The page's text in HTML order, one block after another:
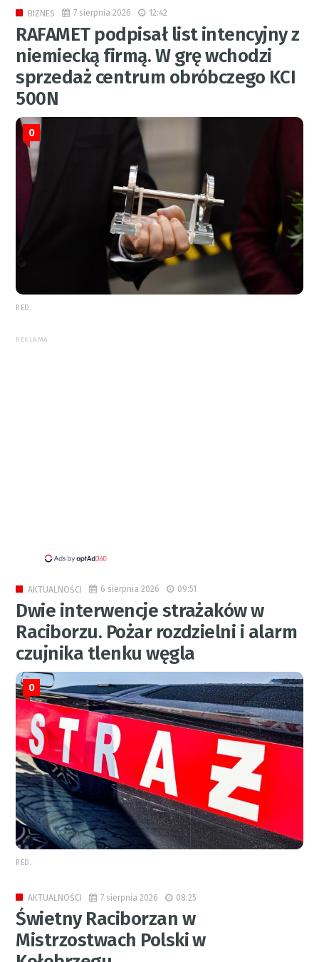
BIZNES 7 sierpnia 2026 12:42
RAFAMET podpisał list intencyjny z
niemiecką firmą. W grę wchodzi
sprzedaż centrum obróbczego KCI
500N
0
RED.
REKLAMA
AKTUALNOŚCI 6 sierpnia 2026 09:51
Dwie interwencje strażaków w
Raciborzu. Pożar rozdzielni i alarm
czujnika tlenku węgla
0
RED.
AKTUALNOŚCI 7 sierpnia 2026 08:25
Świetny Raciborzan w
Mistrzostwach Polski w